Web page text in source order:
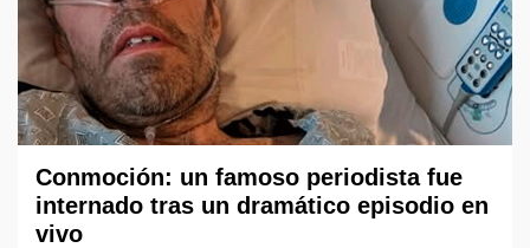
Conmoción: un famoso periodista fue
internado tras un dramático episodio en
vivo